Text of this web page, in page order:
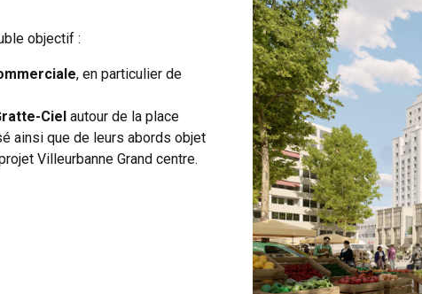
objectif :
, en particulier de
Ciel autour de la place
ainsi que de leurs abords objet
Villeurbanne Grand centre.